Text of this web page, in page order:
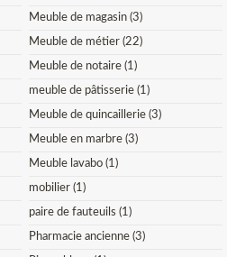
Meuble de magasin (3)
Meuble de métier (22)
Meuble de notaire (1)
meuble de pâtisserie (1)
Meuble de quincaillerie (3)
Meuble en marbre (3)
Meuble lavabo (1)
mobilier (1)
paire de fauteuils (1)
Pharmacie ancienne (3)